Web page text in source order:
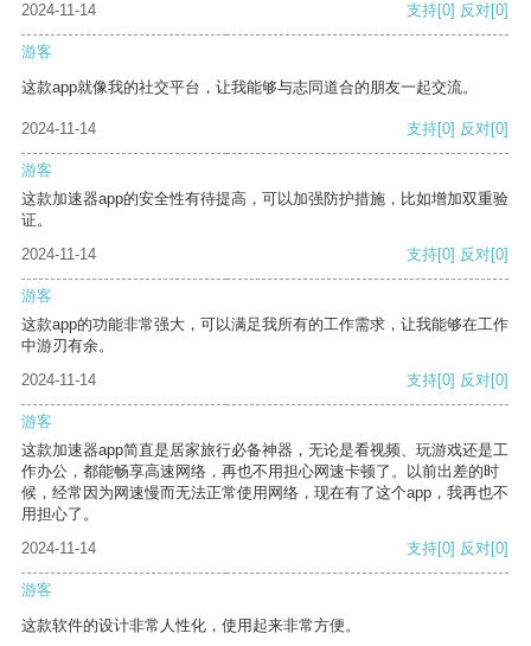
2024-11-14 支持[0] 反对[0]
游客
这款app就像我的社交平台，让我能够与志同道合的朋友一起交流。
2024-11-14 支持[0] 反对[0]
游客
这款加速器app的安全性有待提高，可以加强防护措施，比如增加双重验
证。
2024-11-14
支持[0] 反对[0]
游客
这款app的功能非常强大，可以满足我所有的工作需求，让我能够在工作
中游刃有余。
2024-11-14
支持[0] 反对[0]
游客
这款加速器app简直是居家旅行必备神器，无论是看视频、玩游戏还是工
作办公，都能畅享高速网络，再也不用担心网速卡顿了。以前出差的时
候，经常因为网速慢而无法正常使用网络，现在有了这个app，我再也不
用担心了。
2024-11-14
支持[0] 反对[0]
游客
这款软件的设计非常人性化，使用起来非常方便。